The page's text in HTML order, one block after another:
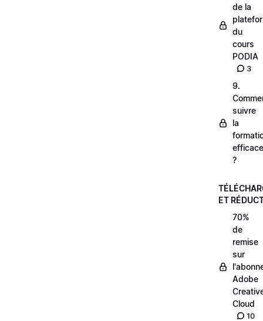
de la
du
cours
PODIA
3
9.
suivre
la
?
ET
70%
de
remise
sur
Adobe
Cloud
10